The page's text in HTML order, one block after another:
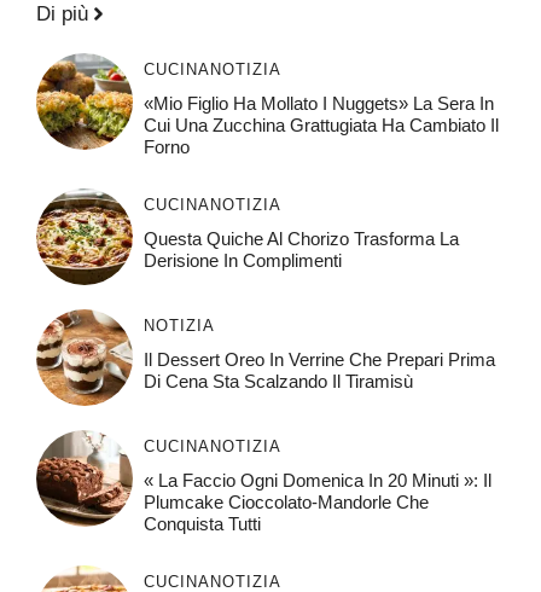
Di più
CUCINANOTIZIA
«Mio Figlio Ha Mollato I Nuggets» La Sera In
Cui Una Zucchina Grattugiata Ha Cambiato Il
Forno
CUCINANOTIZIA
Questa Quiche Al Chorizo ​​trasforma La
Derisione In Complimenti
NOTIZIA
Il Dessert Oreo In Verrine Che Prepari Prima
Di Cena Sta Scalzando Il Tiramisù
CUCINANOTIZIA
« La Faccio Ogni Domenica In 20 Minuti »: Il
Plumcake Cioccolato-Mandorle Che
Conquista Tutti
CUCINANOTIZIA